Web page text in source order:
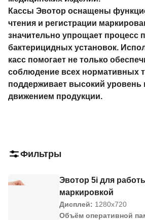
Кассы Эвотор оснащены
чтения и регистрации
значительно упрощает процесс
бактерицидных установок.
касс помогает не только
соблюдение всех нормативных
поддерживает высокий уровень
движением продукции.
Фильтры
Эвотор 5i для
маркировкой
Дисплей: 1280х720
Объём оперативной